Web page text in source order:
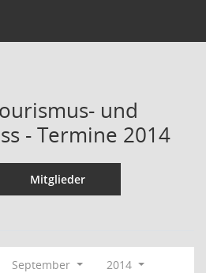
und
- Termine 2014
Mitglieder
September
2014